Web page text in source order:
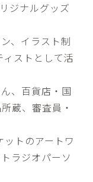
ジナルグッズ
、イラスト制
ストとして活
、百貨店・国
蔵、審査員・
トのアートワ
ラジオパーソ